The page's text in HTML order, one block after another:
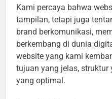
Kami percaya bahwa
tampilan, tetapi juga
brand berkomunikasi,
berkembang di dunia
website yang kami
tujuan yang jelas, struktur
yang optimal.